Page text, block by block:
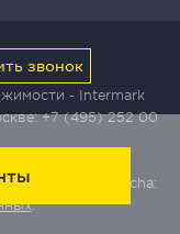
- Intermark
+7 (495) 252 00
SmartCaptcha:
.
звонок